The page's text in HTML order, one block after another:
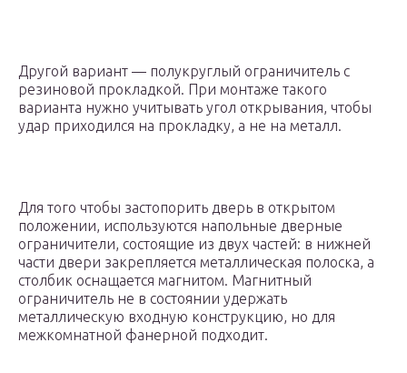
Другой вариант — полукруглый ограничитель с
резиновой прокладкой. При монтаже такого
варианта нужно учитывать угол открывания, чтобы
удар приходился на прокладку, а не на металл.
Для того чтобы застопорить дверь в открытом
положении, используются напольные дверные
ограничители, состоящие из двух частей: в нижней
части двери закрепляется металлическая полоска, а
столбик оснащается магнитом. Магнитный
ограничитель не в состоянии удержать
металлическую входную конструкцию, но для
межкомнатной фанерной подходит.